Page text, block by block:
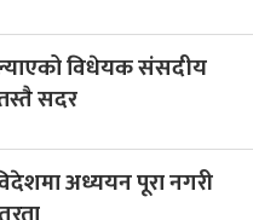
ल्याएको विधेयक संसदीय
सदर
अध्ययन पूरा नगरी